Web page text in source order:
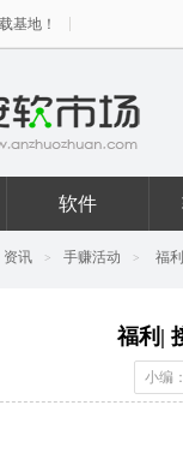
基地！
软件
资讯 > 手赚活动 > 福
福利|
小编